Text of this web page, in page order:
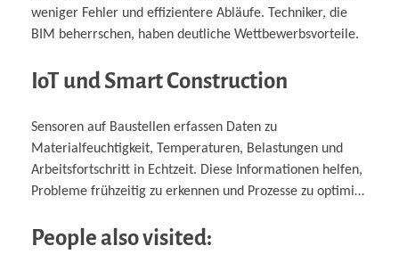
weniger Fehler und effizientere Abläufe. Techniker, die
BIM beherrschen, haben deutliche Wettbewerbsvorteile.
IoT und Smart Construction
Sensoren auf Baustellen erfassen Daten zu
Materialfeuchtigkeit, Temperaturen, Belastungen und
Arbeitsfortschritt in Echtzeit. Diese Informationen helfen,
Probleme frühzeitig zu erkennen und Prozesse zu optimi…
People also visited: